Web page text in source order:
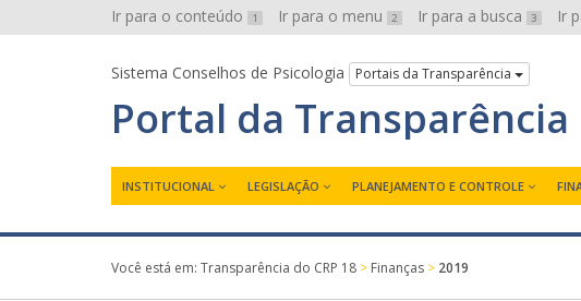
Ir para o conteúdo 1 Ir para o menu 2 Ir para a busca 3 Ir
Sistema Conselhos de Psicologia Portais da Transparência
Portal da Transparência
INSTITUCIONAL LEGISLAÇÃO PLANEJAMENTO E CONTROLE
Você está em: Transparência do CRP 18 > Finanças > 2019